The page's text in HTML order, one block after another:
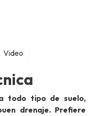
todo tipo de suelo,
drenaje. Prefiere
Video